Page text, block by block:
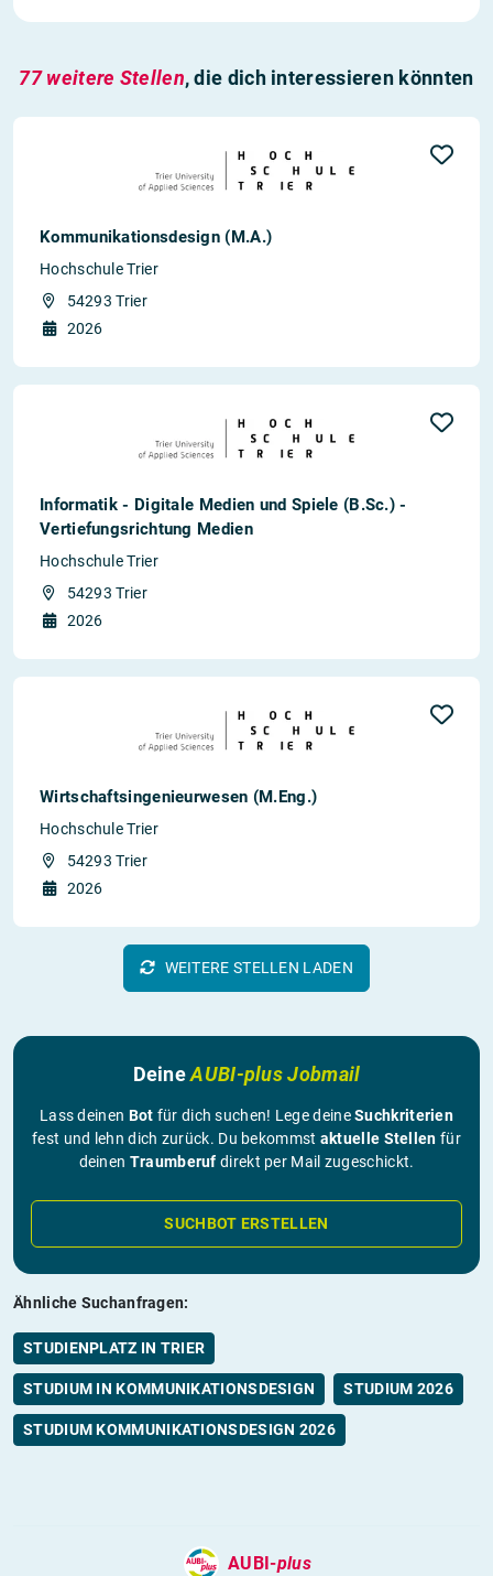
77 weitere Stellen, die dich interessieren könnten
Kommunikationsdesign (M.A.)
Hochschule Trier
54293 Trier
2026
Informatik - Digitale Medien und Spiele (B.Sc.) -
Vertiefungsrichtung Medien
Hochschule Trier
54293 Trier
2026
Wirtschafts­ingenieur­­wesen (M.Eng.)
Hochschule Trier
54293 Trier
2026
WEITERE STELLEN LADEN
DeineAUBI-plus Jobmail
Lass deinen Bot für dich suchen! Lege deineSuchkriterien
fest und lehn dich zurück. Du bekommst aktuelle Stellen für
deinen Traumberuf direkt per Mail zugeschickt.
SUCHBOT ERSTELLEN
Ähnliche Suchanfragen:
STUDIENPLATZ IN TRIER
STUDIUM IN KOMMUNIKATIONSDESIGN STUDIUM 2026
STUDIUM KOMMUNIKATIONSDESIGN 2026
AUBI-plus